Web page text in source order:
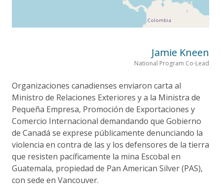
Jamie Kneen
National Program Co-Lead
Organizaciones canadienses enviaron carta al
Ministro de Relaciones Exteriores y a la Ministra de
Pequeña Empresa, Promoción de Exportaciones y
Comercio Internacional demandando que Gobierno
de Canadá se exprese públicamente denunciando la
violencia en contra de las y los defensores de la tierra
que resisten pacíficamente la mina Escobal en
Guatemala, propiedad de Pan American Silver (PAS),
con sede en Vancouver.